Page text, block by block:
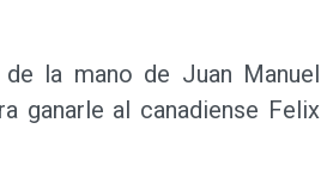
la mano de Juan Manuel
ganarle al canadiense Felix